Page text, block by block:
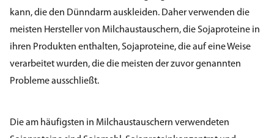
kann, die den Dünndarm auskleiden. Daher verwenden die
meisten Hersteller von Milchaustauschern, die Sojaproteine in
ihren Produkten enthalten, Sojaproteine, die auf eine Weise
verarbeitet wurden, die die meisten der zuvor genannten
Probleme ausschließt.
Die am häufigsten in Milchaustauschern verwendeten